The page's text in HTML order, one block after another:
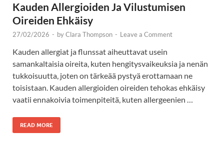
Kauden Allergioiden Ja Vilustumisen
Oireiden Ehkäisy
27/02/2026 - byClara Thompson - Leave a Comment
Kauden allergiat ja flunssat aiheuttavat usein
samankaltaisia oireita, kuten hengitysvaikeuksia ja nenän
tukkoisuutta, joten on tärkeää pystyä erottamaan ne
toisistaan. Kauden allergioiden oireiden tehokas ehkäisy
vaatii ennakoivia toimenpiteitä, kuten allergeenien …
READ MORE